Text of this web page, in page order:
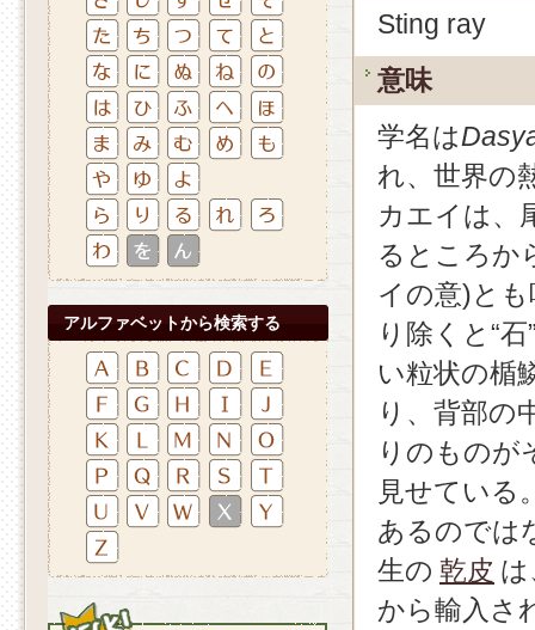
アルファベットから検索する
Sting ray
意味
学名は
れ、世界の
カエイは、
るところか
イの意)と
り除くと“
い粒状の楯
り、背部の
りのものが
見せている
あるのでは
生の 乾皮
から輸入さ